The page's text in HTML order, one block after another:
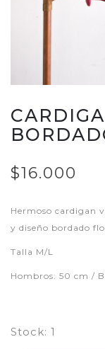
$16.000
Hermoso cardigan
y diseño bordado
Talla M/L
Hombros: 50 cm /
Stock: 1